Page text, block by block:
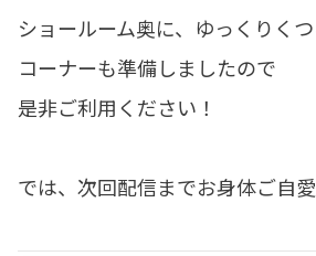
ショールーム奥に、ゆっくりく
コーナーも準備しましたので
是非ご利用ください！
では、次回配信までお身体ご自